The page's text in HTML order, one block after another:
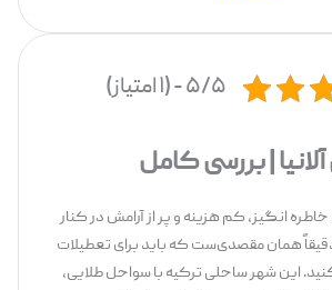
۵/۵ - (۱ امتیاز)
| بررسی کامل
کم‌ هزینه و پر از آرامش در کنار
همان مقصدی‌ست که باید برای تعطیلات
شهر ساحلی ترکیه با سواحل طلایی،